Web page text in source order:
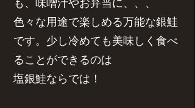
色々な用途で楽しめる万能な銀鮭
です。少し冷めても美味しく食べ
ることができるのは
塩銀鮭ならでは！